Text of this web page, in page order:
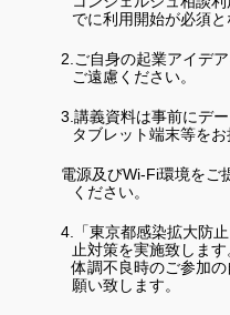
でに利用開始が必須と
2.ご自身の起業アイデ
ご遠慮ください。
3.講義資料は事前にデ
タブレット端末等をお
電源及びWi-Fi環境をご
ください。
4.「東京都感染拡大防
止対策を実施致します
体調不良時のご参加
願い致します。